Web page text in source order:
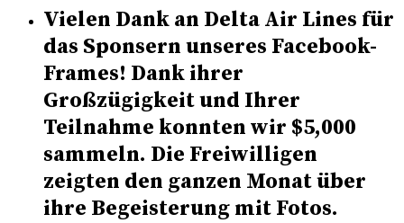
Vielen Dank an Delta Air Lines für
das Sponsern unseres Facebook-
Frames! Dank ihrer
Großzügigkeit und Ihrer
Teilnahme konnten wir $5,000
sammeln. Die Freiwilligen
zeigten den ganzen Monat über
ihre Begeisterung mit Fotos.